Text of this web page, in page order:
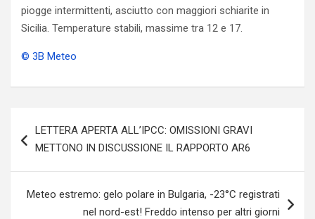
piogge intermittenti, asciutto con maggiori schiarite in
Sicilia. Temperature stabili, massime tra 12 e 17.
© 3B Meteo
articoli
LETTERA APERTA ALL’IPCC: OMISSIONI GRAVI
METTONO IN DISCUSSIONE IL RAPPORTO AR6
Meteo estremo: gelo polare in Bulgaria, -23°C registrati
nel nord-est! Freddo intenso per altri giorni